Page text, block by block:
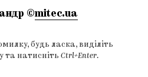
©mitec.ua
будь ласка, виділіть
та натисніть Ctrl+Enter.